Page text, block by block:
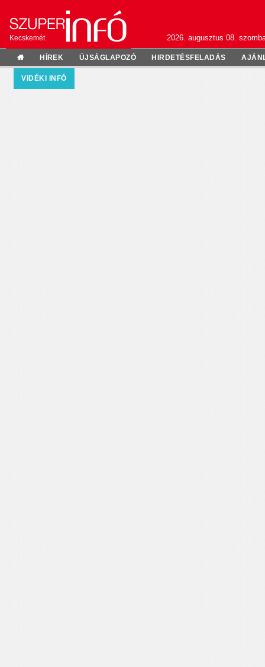
Kecskemét 2026. augusztus 08.
HÍREK ÚJSÁGLAPOZÓ HIRDETÉSFELADÁS
VIDÉKI INFÓ